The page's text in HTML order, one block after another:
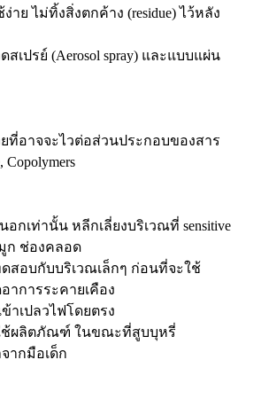
าย ไม่ทิ้งสิ่งตกค้าง (residue) ไว้หลัง
เปรย์ (Aerosol spray) และแบบแผ่น
ที่อาจจะไวต่อส่วนประกอบของสาร
Copolymers
อกเท่านั้น หลีกเลี่ยงบริเวณที่ sensitive
ก ช่องคลอด
สอบกับบริเวณเล็กๆ ก่อนที่จะใช้
าการระคายเคือง
าเปลวไฟโดยตรง
ใช้ผลิตภัณฑ์ ในขณะที่สูบบุหรี่
ากมือเด็ก